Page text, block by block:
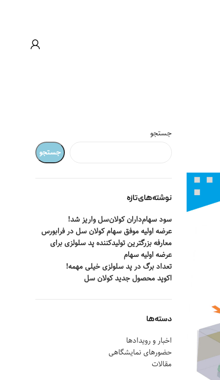
جستجو
جستجو
نوشته‌های تازه
سود سهام‌داران کولان‌سل واریز شد!
عرضه اولیه موفق سهام کولان سل در فرابورس
معارفه بزرگترین تولیدکننده پد سلولزی برای
عرضه اولیه سهام
تعداد برگ در پد سلولزی خیلی مهمه!
اکوپد محصول جدید کولان‌ سل
دسته‌ها
اخبار و رویدادها
حضورهای نمایشگاهی
مقالات